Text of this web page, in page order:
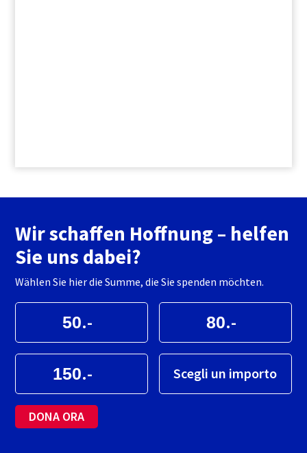
Wir schaffen Hoffnung – helfen
Sie uns dabei?
Wählen Sie hier die Summe, die Sie spenden möchten.
.- .-
.- Scegli un importo
DONA ORA